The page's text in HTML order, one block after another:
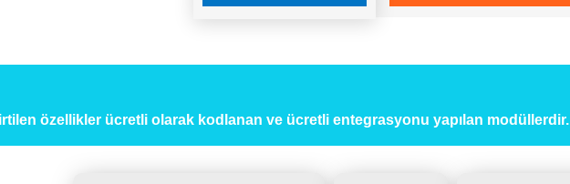
özellikler ücretli olarak kodlanan ve ücretli entegrasyonu yapılan modüllerdir.